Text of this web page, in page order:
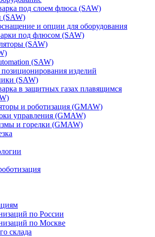
под слоем флюса (SAW)
(SAW)
и опции для оборудования
под флюсом (SAW)
(SAW)
(SAW)
изделий
(SAW)
в защитных газах плавящимся
и роботизация (GMAW)
управления (GMAW)
и горелки (GMAW)
по России
по Москве
склада